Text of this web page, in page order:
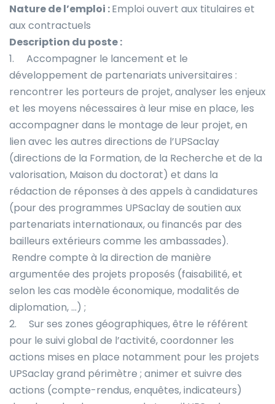
Nature de l’emploi :Emploi ouvert aux titulaires et
aux contractuels
Description du poste :
1. Accompagner le lancement et le
développement de partenariats universitaires :
rencontrer les porteurs de projet, analyser les enjeux
et les moyens nécessaires à leur mise en place, les
accompagner dans le montage de leur projet, en
lien avec les autres directions de l’UPSaclay
(directions de la Formation, de la Recherche et de la
valorisation, Maison du doctorat) et dans la
rédaction de réponses à des appels à candidatures
(pour des programmes UPSaclay de soutien aux
partenariats internationaux, ou financés par des
bailleurs extérieurs comme les ambassades).
Rendre compte à la direction de manière
argumentée des projets proposés (faisabilité, et
selon les cas modèle économique, modalités de
diplomation, …) ;
2. Sur ses zones géographiques, être le référent
pour le suivi global de l’activité, coordonner les
actions mises en place notamment pour les projets
UPSaclay grand périmètre ; animer et suivre des
actions (compte-rendus, enquêtes, indicateurs)